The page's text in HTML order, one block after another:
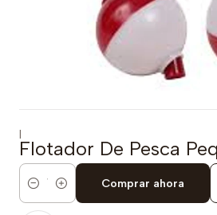
|
Flotador De Pesca
Cantidad
Comprar ahora